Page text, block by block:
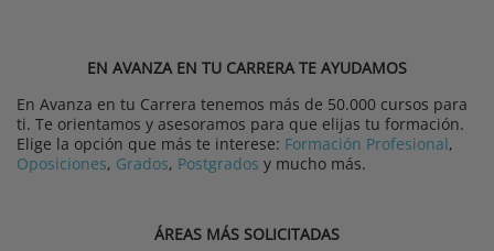
EN AVANZA EN TU CARRERA TE AYUDAMOS
En Avanza en tu Carrera tenemos más de 50.000 cursos para
ti. Te orientamos y asesoramos para que elijas tu formación.
Elige la opción que más te interese: Formación Profesional,
Oposiciones, Grados, Postgrados y mucho más.
ÁREAS MÁS SOLICITADAS